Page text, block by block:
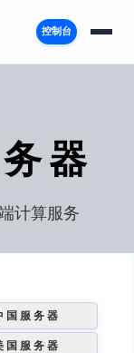
控制台
器
计算服务
国 服 务 器
国 服 务 器